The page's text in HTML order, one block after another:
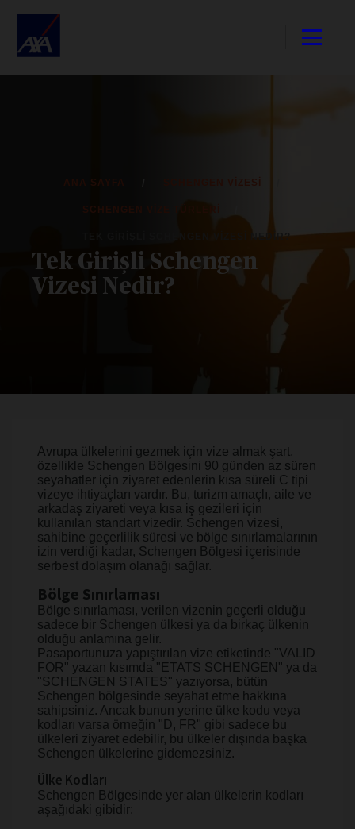
ANA SAYFA SCHENGEN VIZESI
TEK GIRIŞLI SCHENGEN VIZESI NEDIR?
Tek Girişli Schengen
Vizesi Nedir?
Avrupa ülkelerini gezmek için vize almak şart,
özellikle Schengen Bölgesini 90 günden az süren
seyahatler için ziyaret edenlerin kısa süreli C tipi
vizeye ihtiyaçları vardır. Bu, turizm amaçlı, aile ve
arkadaş ziyareti veya kısa iş gezileri için
kullanılan standart vizedir. Schengen vizesi,
sahibine geçerlilik süresi ve bölge sınırlamalarının
izin verdiği kadar, Schengen Bölgesi içerisinde
serbest dolaşım olanağı sağlar.
Bölge Sınırlaması
Bölge sınırlaması, verilen vizenin geçerli olduğu
sadece bir Schengen ülkesi ya da birkaç ülkenin
olduğu anlamına gelir.
Pasaportunuza yapıştırılan vize etiketinde "VALID
FOR" yazan kısımda "ETATS SCHENGEN" ya da
"SCHENGEN STATES" yazıyorsa, bütün
Schengen bölgesinde seyahat etme hakkına
sahipsiniz. Ancak bunun yerine ülke kodu veya
kodları varsa örneğin "D, FR" gibi sadece bu
ülkeleri ziyaret edebilir, bu ülkeler dışında başka
Schengen ülkelerine gidemezsiniz.
Ülke Kodları
Schengen Bölgesinde yer alan ülkelerin kodları
aşağıdaki gibidir: